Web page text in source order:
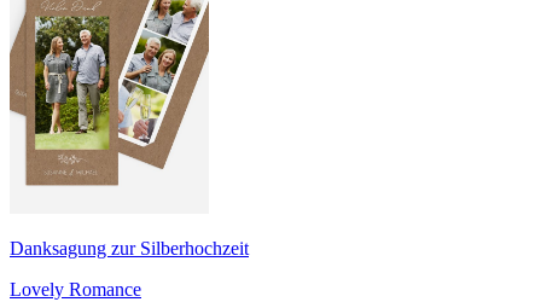
Danksagung zur Silberhochzeit
Lovely Romance